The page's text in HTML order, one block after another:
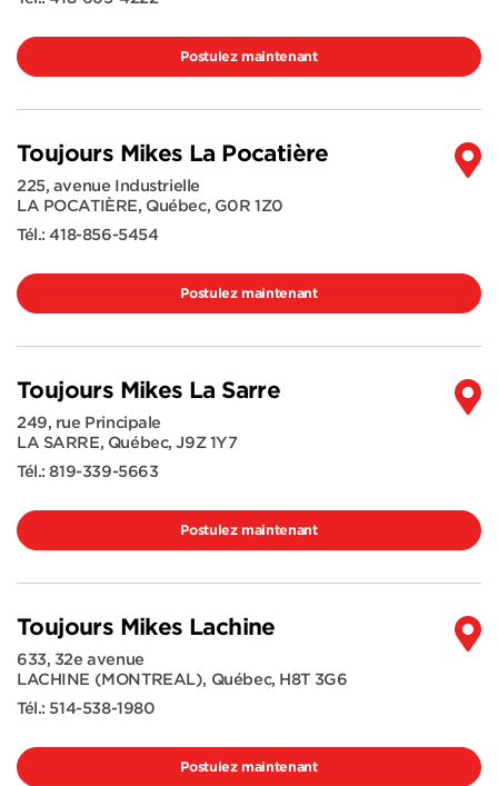
Postulez maintenant
Toujours Mikes La Pocatière
225, avenue Industrielle
LA POCATIÈRE, Québec, G0R 1Z0
Tél.:418-856-5454
Postulez maintenant
Toujours Mikes La Sarre
249, rue Principale
LA SARRE, Québec,J9Z 1Y7
Tél.:819-339-5663
Postulez maintenant
Toujours Mikes Lachine
633, 32e avenue
LACHINE (MONTREAL), Québec, H8T 3G6
Tél.: 514-538-1980
Postulez maintenant